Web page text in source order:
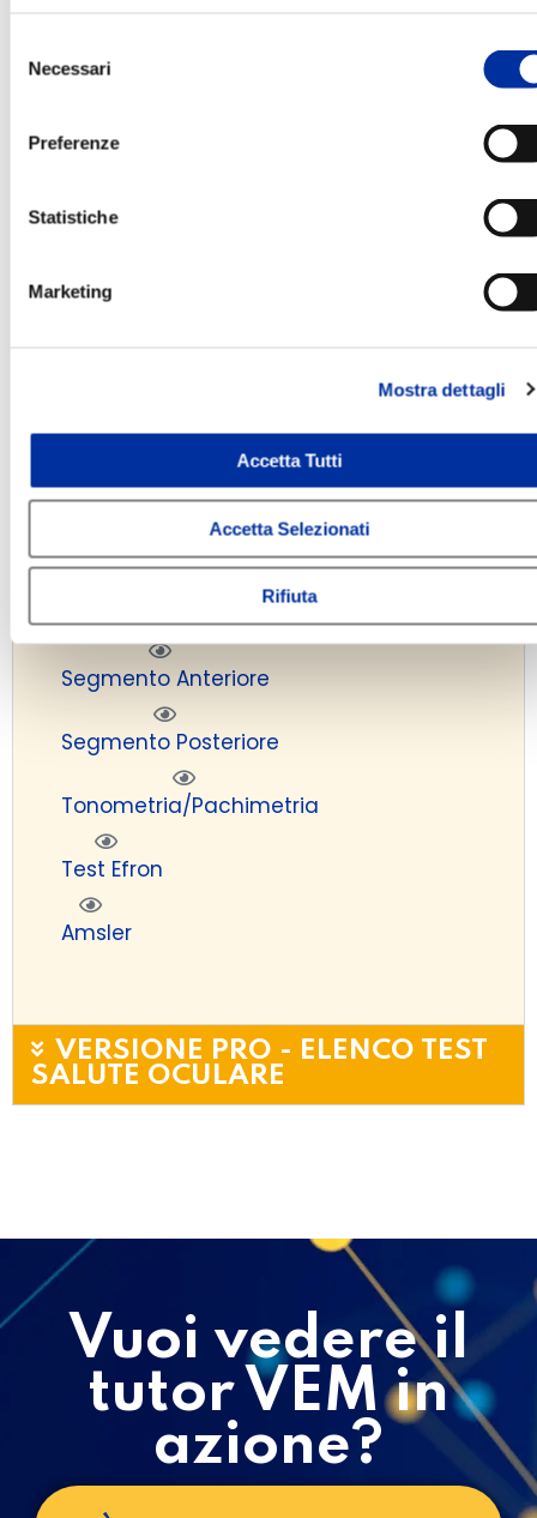
delNecessari
Preferenze
Statistiche
Marketing
Mostra dettagli
Accetta Tutti
Accetta Selezionati
Rifiuta
VERSIONE START - ELENCO
TEST SALUTE OCULARE
Senso Cromatico
Segmento Anteriore
Segmento Posteriore
Tonometria/Pachimetria
Test Efron
Amsler
VERSIONE PRO - ELENCO TEST
SALUTE OCULARE
Vuoi vedere il
tutor VEM in
azione?